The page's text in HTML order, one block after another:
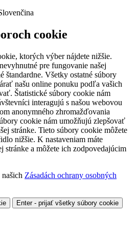
cookie
ktorých výber nájdete nižšie.
pre fungovanie našej
štandardne. Všetky ostatné súbory
našu online ponuku podľa vašich
Štatistické súbory cookie nám
interagujú s našou webovou
anonymného zhromažďovania
cookie nám umožňujú zlepšovať
stránke. Tieto súbory cookie môžete
nižšie. K nastaveniam máte
stránke a môžete ich zodpovedajúcim
Zásadách ochrany osobných
Enter - prijať všetky súbory cookie